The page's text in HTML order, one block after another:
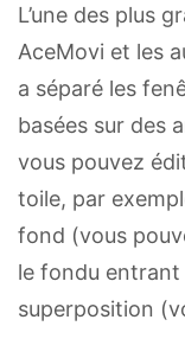
L’une des plus
AceMovi et les
a séparé les
basées sur des
vous pouvez
toile, par
fond (vous
le fondu
superposition